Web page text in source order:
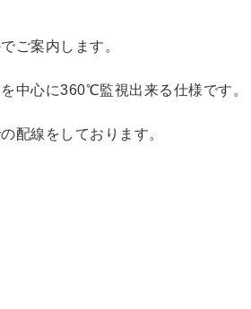
ご案内します。
中心に360℃監視出来る仕様です。
配線をしております。